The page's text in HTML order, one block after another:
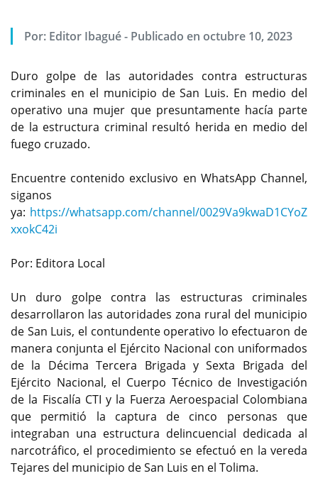
Por: Editor Ibagué- Publicado en octubre 10, 2023
Duro golpe de las autoridades contra estructuras
criminales en el municipio de San Luis. En medio del
operativo una mujer que presuntamente hacía parte
de la estructura criminal resultó herida en medio del
fuego cruzado.
Encuentre contenido exclusivo en WhatsApp Channel,
siganos
ya: https://whatsapp.com/channel/0029Va9kwaD1CYoZ
xxokC42i
Por: Editora Local
Un duro golpe contra las estructuras criminales
desarrollaron las autoridades zona rural del municipio
de San Luis, el contundente operativo lo efectuaron de
manera conjunta el Ejército Nacional con uniformados
de la Décima Tercera Brigada y Sexta Brigada del
Ejército Nacional, el Cuerpo Técnico de Investigación
de la Fiscalía CTI y la Fuerza Aeroespacial Colombiana
que permitió la captura de cinco personas que
integraban una estructura delincuencial dedicada al
narcotráfico, el procedimiento se efectuó en la vereda
Tejares del municipio de San Luis en el Tolima.